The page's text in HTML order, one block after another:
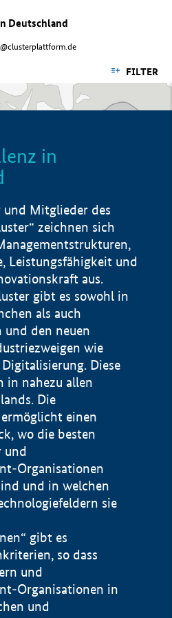
Deutschland
FILTER
in
und Mitglieder des
zeichnen sich
Leistungsfähigkeit und
aus.
gibt es sowohl in
als auch
den neuen
wie
Diese
in nahezu allen
Die
einen
wo die besten
und
Organisationen
und in welchen
sie
gibt es
so dass
und
Organisationen in
und